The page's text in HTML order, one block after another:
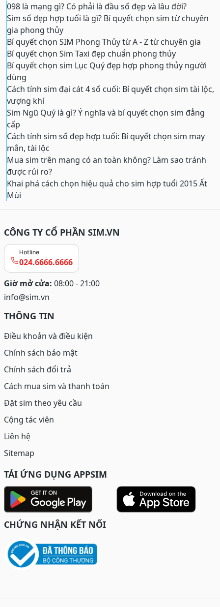
098 là mạng gì? Có phải là đầu số đẹp và lâu đời?
Sim số đẹp hợp tuổi là gì? Bí quyết chọn sim từ chuyên
gia phong thủy
Bí quyết chọn SIM Phong Thủy từ A - Z từ chuyên gia
Bí quyết chọn Sim Taxi đẹp chuẩn phong thủy
Bí quyết chọn sim Lục Quý đẹp hợp phong thủy người
dùng
Cách tính sim đại cát 4 số cuối: Bí quyết chọn sim tài lộc,
vượng khí
Sim Ngũ Quý là gì? Ý nghĩa và bí quyết chọn sim đẳng
cấp
Cách tính sim số đẹp hợp tuổi: Bí quyết chọn sim may
mắn, tài lộc
Mua sim trên mạng có an toàn không? Làm sao tránh
được rủi ro?
Khai phá cách chọn hiệu quả cho sim hợp tuổi 2015 Ất
Mùi
CÔNG TY CỔ PHẦN SIM.VN
Hotline
024.6666.6666
Giờ mở cửa: 08:00 - 21:00
info@sim.vn
THÔNG TIN
Điều khoản và điều kiện
Chính sách bảo mật
Chính sách đổi trả
Cách mua sim và thanh toán
Đặt sim theo yêu cầu
Cộng tác viên
Liên hệ
Sitemap
TẢI ỨNG DỤNG APPSIM
CHỨNG NHẬN KẾT NỐI